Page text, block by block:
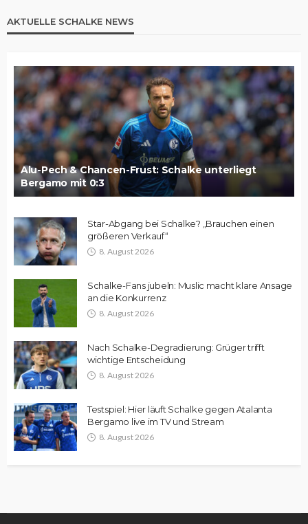
AKTUELLE SCHALKE NEWS
Alu-Pech & Chancen-Frust: Schalke unterliegt
Bergamo mit 0:3
Star-Abgang bei Schalke? „Brauchen einen
größeren Verkauf“
8. August 2026
Schalke-Fans jubeln: Muslic macht klare Ansage
an die Konkurrenz
8. August 2026
Nach Schalke-Degradierung: Grüger trifft
wichtige Entscheidung
8. August 2026
Testspiel: Hier läuft Schalke gegen Atalanta
Bergamo live im TV und Stream
8. August 2026